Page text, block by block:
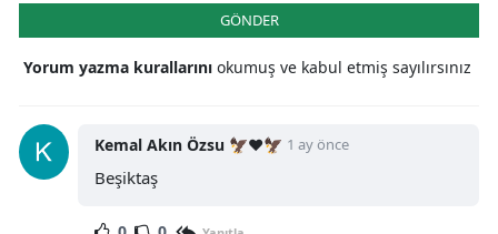
GÖNDER
Yorum yazma kurallarını okumuş ve kabul etmiş sayılırsınız
Kemal Akın Özsu 🦅❤️🦅 1 ay önce
Beşiktaş